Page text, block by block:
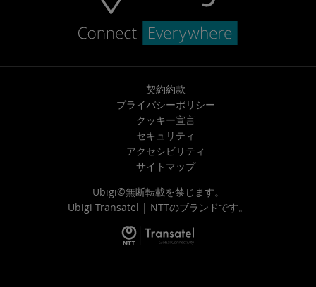
契約約款
プライバシーポリシー
クッキー宣言
セキュリティ
アクセシビリティ
サイトマップ
Ubigi©無断転載を禁じます。
Ubigi Transatel | NTTのブランドです。